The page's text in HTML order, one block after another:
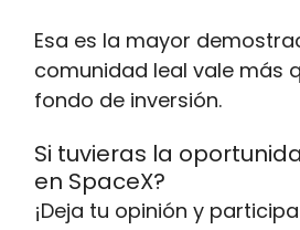
Esa es la mayor
comunidad leal vale más
fondo de inversión.
Si tuvieras la
en SpaceX?
¡Deja tu opinión y